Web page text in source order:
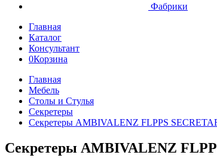
Фабрики
Главная
Каталог
Консультант
0Корзина
Главная
Мебель
Столы и Cтулья
Секретеры
Секретеры AMBIVALENZ FLPPS
Секретеры AMBIVALENZ